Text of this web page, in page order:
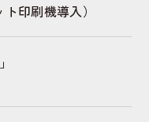
印刷機導入）